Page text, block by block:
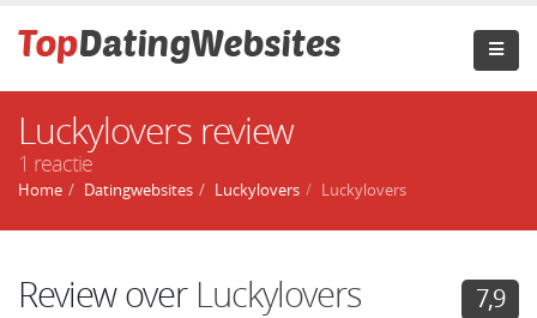
Luckylovers review
1 reactie
Home Datingwebsites Luckylovers Luckylovers
Review over Luckylovers 7,9